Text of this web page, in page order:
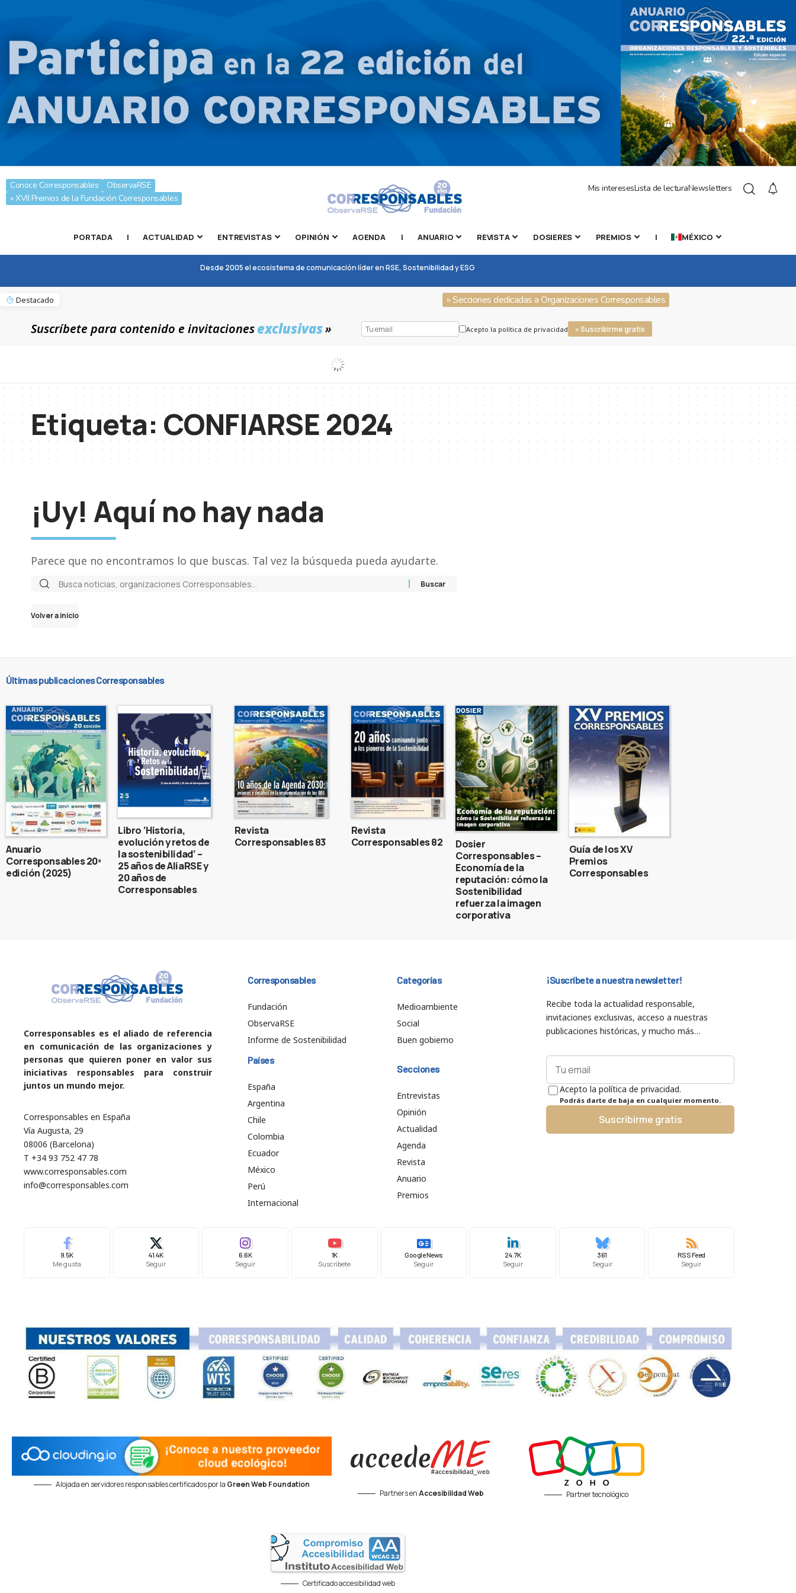
Conoce Corresponsables
ObservaRSE
» XVII Premios de la Fundación Corresponsables
Mis interesesLista de lecturaNewsletters
PORTADA | ACTUALIDAD ENTREVISTAS OPINIÓN AGENDA | ANUARIO REVISTA DOSIERES PREMIOS | MÉXICO
Desde 2005 el ecosistema de comunicación líder en RSE, Sostenibilidad y ESG
Destacado » Secciones dedicadas a Organizaciones Corresponsables
Suscríbete para contenido e invitacionesexclusivas» Acepto la política de privacidad » Suscribirme gratis
Etiqueta: CONFIARSE 2024
¡Uy! Aquí no hay nada
Parece que no encontramos lo que buscas. Tal vez la búsqueda pueda ayudarte.
Volver a inicio
Últimas publicaciones Corresponsables
Anuario
Corresponsables 20ª
edición (2025)
Libro ‘Historia,
evolución y retos de
la sostenibilidad’ –
25 años de AliaRSE y
20 años de
Corresponsables
Revista
Corresponsables 83
Revista
Corresponsables 82
Dosier
Corresponsables –
Economía de la
reputación: cómo la
Sostenibilidad
refuerza la imagen
corporativa
Guía de los XV
Premios
Corresponsables
Corresponsables es el aliado de referencia
en comunicación de las organizaciones y
personas que quieren poner en valor sus
iniciativas responsables para construir
juntos un mundo mejor.
Corresponsables en España
Vía Augusta, 29
08006 (Barcelona)
T +34 93 752 47 78
www.corresponsables.com
info@corresponsables.com
Corresponsables
Fundación
ObservaRSE
Informe de Sostenibilidad
Países
España
Argentina
Chile
Colombia
Ecuador
México
Perú
Internacional
Categorías
Medioambiente
Social
Buen gobierno
Secciones
Entrevistas
Opinión
Actualidad
Agenda
Revista
Anuario
Premios
¡Suscríbete a nuestra newsletter!
Recibe toda la actualidad responsable,
invitaciones exclusivas, acceso a nuestras
publicaciones históricas, y mucho más…
Acepto la política de privacidad.
Podrás darte de baja en cualquier momento.
Suscribirme gratis
9.5K
Me gusta
41.4K
Seguir
6.6K
Seguir
1K
Suscríbete
Google News
Seguir
24.7K
Seguir
361
Seguir
RSS Feed
Seguir
Alojada en servidores responsables certificados por la Green Web Foundation
Partners enAccesibilidad Web Partner tecnológico
Certificado accesibilidad web